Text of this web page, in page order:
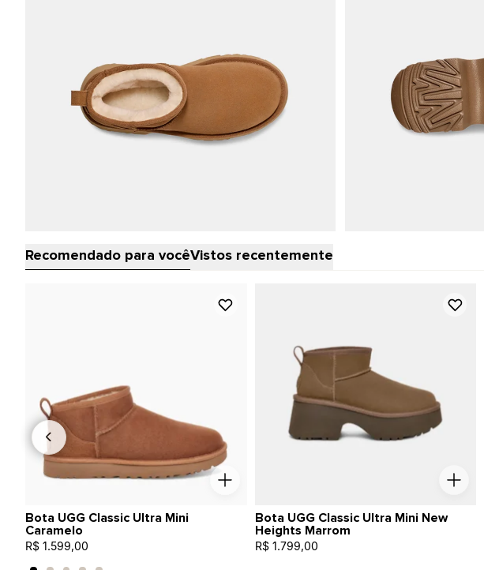
Recomendado para vocêVistos recentemente
Bota UGG Classic Ultra Mini
Caramelo
R$ 1.599,00
Bota UGG Classic Ultra Mini New
Heights Marrom
R$ 1.799,00